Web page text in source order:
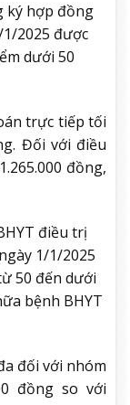
ký hợp đồng
2025 được
dưới 50
trực tiếp tối
Đối với điều
đồng,
điều trị
1/1/2025
50 đến dưới
bệnh BHYT
đối với nhóm
đồng so với